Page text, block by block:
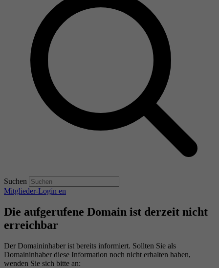
Suchen
Mitglieder-Login en
Die aufgerufene Domain ist derzeit nicht
erreichbar
Der Domaininhaber ist bereits informiert. Sollten Sie als
Domaininhaber diese Information noch nicht erhalten haben,
wenden Sie sich bitte an: